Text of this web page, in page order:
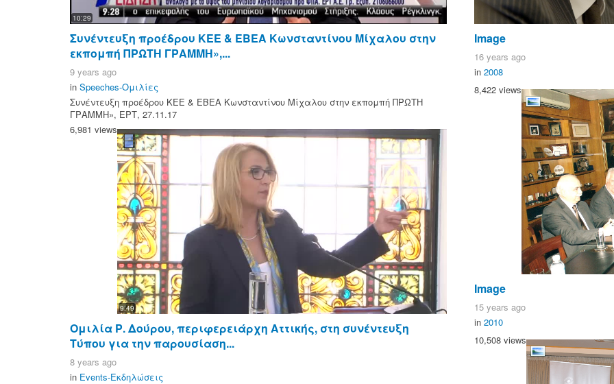
10:29
Συνέντευξη προέδρου ΚΕΕ & ΕΒΕΑ Κωνσταντίνου Μίχαλου στην
εκπομπή ΠΡΩΤΗ ΓΡΑΜΜΗ»,...
9 years ago
in Speeches-Ομιλίες
Συνέντευξη προέδρου ΚΕΕ & ΕΒΕΑ Κωνσταντίνου Μίχαλου στην εκπομπή ΠΡΩΤΗ
ΓΡΑΜΜΗ», ΕΡΤ, 27.11.17
6,981 views
9:49
Ομιλία Ρ. Δούρου, περιφερειάρχη Αττικής, στη συνέντευξη
Τύπου για την παρουσίαση...
8 years ago
in Events-Εκδηλώσεις
Image
16 years ago
in 2008
8,422 views
Image
15 years ago
in 2010
10,508 views